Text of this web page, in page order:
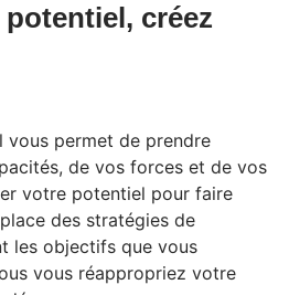
créez
vous permet de prendre
de vos forces et de vos
votre potentiel pour faire
des stratégies de
les objectifs que vous
vous réappropriez votre